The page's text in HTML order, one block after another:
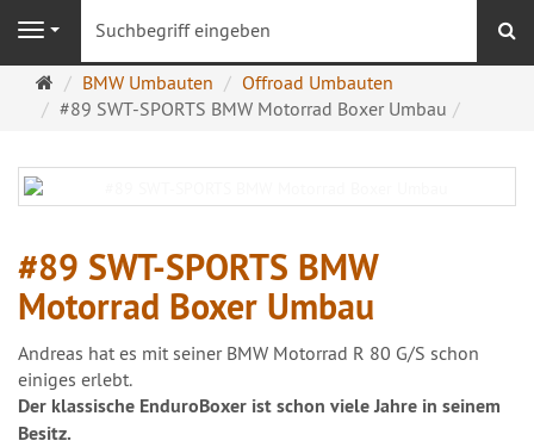
Navigation
Startseite
BMW Umbauten
Offroad Umbauten
#89 SWT-SPORTS BMW Motorrad Boxer Umbau
#89 SWT-SPORTS BMW
Motorrad Boxer Umbau
Andreas hat es mit seiner BMW Motorrad R 80 G/S schon
einiges erlebt.
Der klassische EnduroBoxer ist schon viele Jahre in seinem
Besitz.